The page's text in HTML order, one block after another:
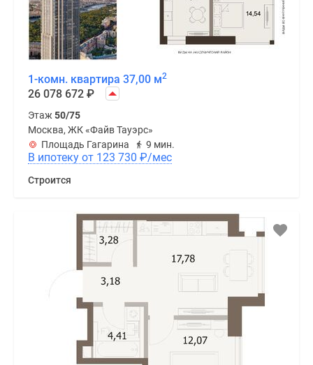
1-комн. квартира 37,00 м2
26 078 672 ₽
Этаж50/75
Москва, ЖК «Файв Тауэрс»
Площадь Гагарина
9 мин.
В ипотеку от 123 730 ₽/мес
Строится